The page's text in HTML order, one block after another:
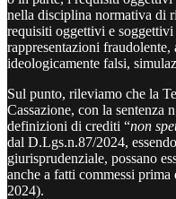
nella disciplina normativa di
requisiti oggettivi e
rappresentazioni
ideologicamente falsi,
Sul punto, rileviamo che la
Cassazione, con la sentenza
definizioni di crediti “non
dal D.Lgs.n.87/2024,
giurisprudenziale, possano
anche a fatti commessi
2024).